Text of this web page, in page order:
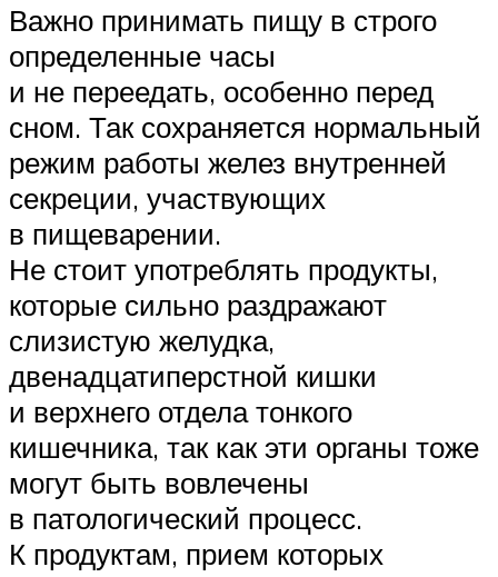
Важно принимать пищу в строго
определенные часы
и не переедать, особенно перед
сном. Так сохраняется нормальный
режим работы желез внутренней
секреции, участвующих
в пищеварении.
Не стоит употреблять продукты,
которые сильно раздражают
слизистую желудка,
двенадцатиперстной кишки
и верхнего отдела тонкого
кишечника, так как эти органы тоже
могут быть вовлечены
в патологический процесс.
К продуктам, прием которых